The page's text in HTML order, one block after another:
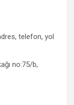
telefon, yol
no:75/b,